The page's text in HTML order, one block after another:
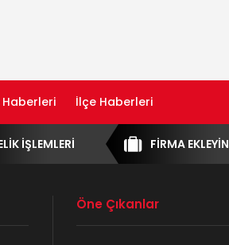
Haberleri İlçe Haberleri
FİRMA EKLEYİN
İŞLEMLERİ
Öne Çıkanlar